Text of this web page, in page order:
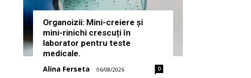
Organoizii: Mini-creiere și
mini-rinichi crescuți în
laborator pentru teste
medicale.
Alina Ferseta - 06/08/2026 0